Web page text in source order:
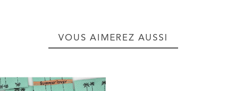
VOUS AIMEREZ AUSSI